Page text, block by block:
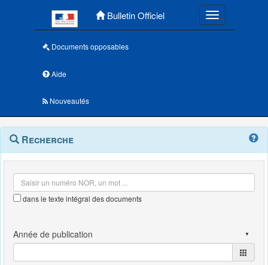
Bulletin Officiel Toggle
Documents opposables
Aide
Nouveautés
Navigation
outils
Menu
contextuel
Recherche
dans le texte intégral des documents